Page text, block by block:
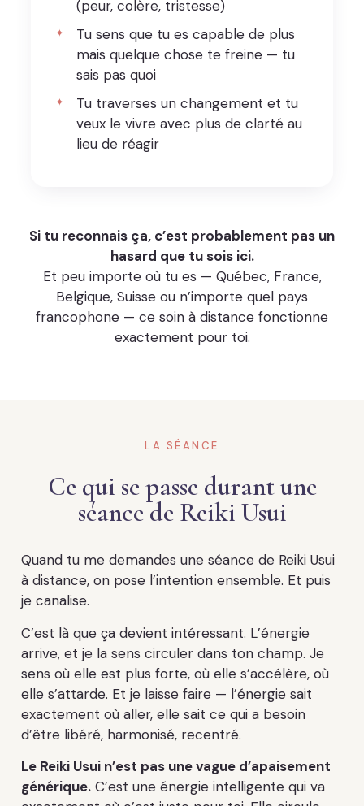
(peur, colère, tristesse)
Tu sens que tu es capable de plus
mais quelque chose te freine — tu
sais pas quoi
Tu traverses un changement et tu
veux le vivre avec plus de clarté au
lieu de réagir
Si tu reconnais ça, c’est probablement pas un
hasard que tu sois ici.
Et peu importe où tu es — Québec, France,
Belgique, Suisse ou n’importe quel pays
francophone — ce soin à distance fonctionne
exactement pour toi.
LA SÉANCE
Ce qui se passe durant une
séance de Reiki Usui
Quand tu me demandes une séance de Reiki Usui
à distance, on pose l’intention ensemble. Et puis
je canalise.
C’est là que ça devient intéressant. L’énergie
arrive, et je la sens circuler dans ton champ. Je
sens où elle est plus forte, où elle s’accélère, où
elle s’attarde. Et je laisse faire — l’énergie sait
exactement où aller, elle sait ce qui a besoin
d’être libéré, harmonisé, recentré.
Le Reiki Usui n’est pas une vague d’apaisement
générique. C’est une énergie intelligente qui va